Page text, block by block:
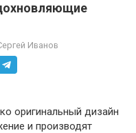
Иванов
оригинальный дизайн
и производят